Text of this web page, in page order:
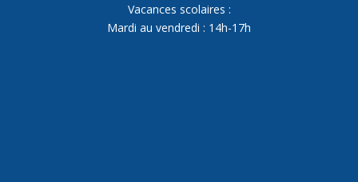
Vacances scolaires :
Mardi au vendredi : 14h-17h